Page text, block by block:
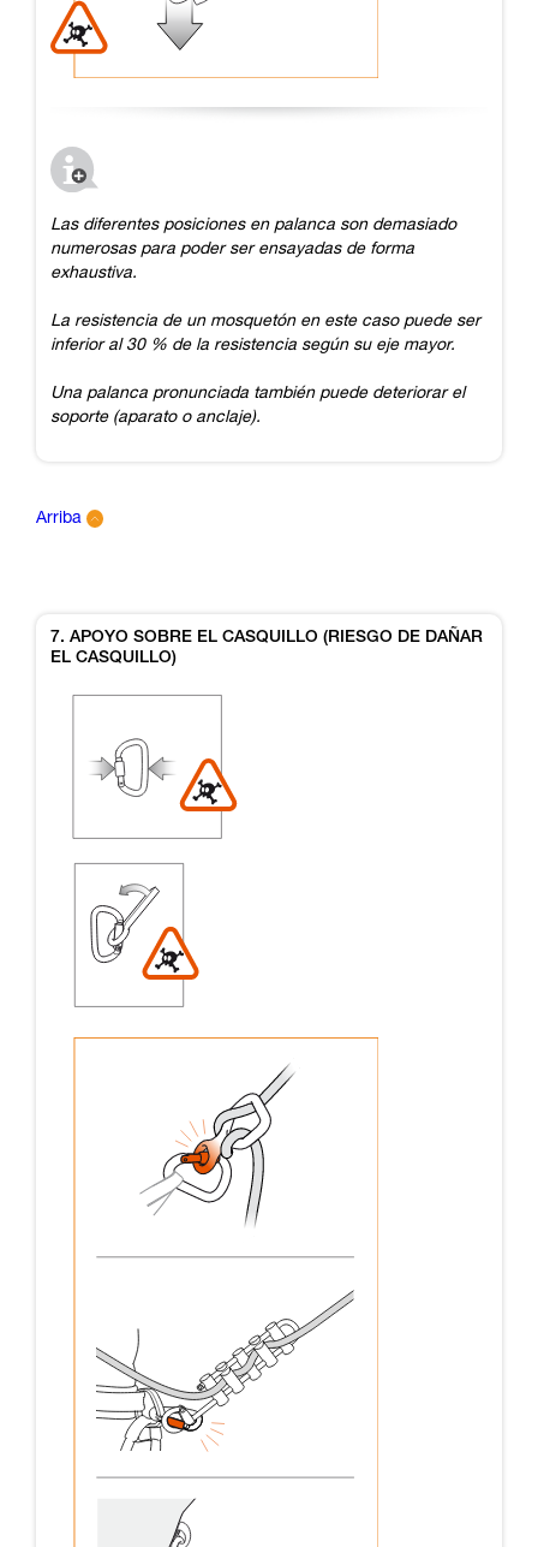
Las diferentes posiciones en palanca son demasiado
numerosas para poder ser ensayadas de forma
exhaustiva.
La resistencia de un mosquetón en este caso puede ser
inferior al 30 % de la resistencia según su eje mayor.
Una palanca pronunciada también puede deteriorar el
soporte (aparato o anclaje).
Arriba
7. APOYO SOBRE EL CASQUILLO (RIESGO DE DAÑAR
EL CASQUILLO)